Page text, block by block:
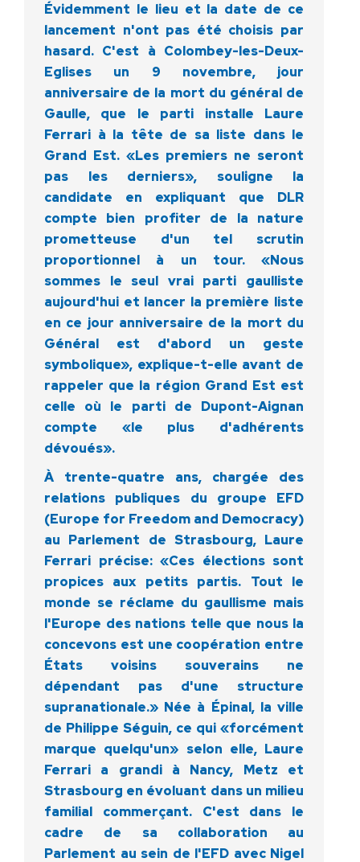
Évidemment le lieu et la date de ce
lancement n'ont pas été choisis par
hasard. C'est à Colombey-les-Deux-
Eglises un 9 novembre, jour
anniversaire de la mort du général de
Gaulle, que le parti installe Laure
Ferrari à la tête de sa liste dans le
Grand Est. «Les premiers ne seront
pas les derniers», souligne la
candidate en expliquant que DLR
compte bien profiter de la nature
prometteuse d'un tel scrutin
proportionnel à un tour. «Nous
sommes le seul vrai parti gaulliste
aujourd'hui et lancer la première liste
en ce jour anniversaire de la mort du
Général est d'abord un geste
symbolique», explique-t-elle avant de
rappeler que la région Grand Est est
celle où le parti de Dupont-Aignan
compte «le plus d'adhérents
dévoués».
À trente-quatre ans, chargée des
relations publiques du groupe EFD
(Europe for Freedom and Democracy)
au Parlement de Strasbourg, Laure
Ferrari précise: «Ces élections sont
propices aux petits partis. Tout le
monde se réclame du gaullisme mais
l'Europe des nations telle que nous la
concevons est une coopération entre
États voisins souverains ne
dépendant pas d'une structure
supranationale.» Née à Épinal, la ville
de Philippe Séguin, ce qui «forcément
marque quelqu'un» selon elle, Laure
Ferrari a grandi à Nancy, Metz et
Strasbourg en évoluant dans un milieu
familial commerçant. C'est dans le
cadre de sa collaboration au
Parlement au sein de l'EFD avec Nigel